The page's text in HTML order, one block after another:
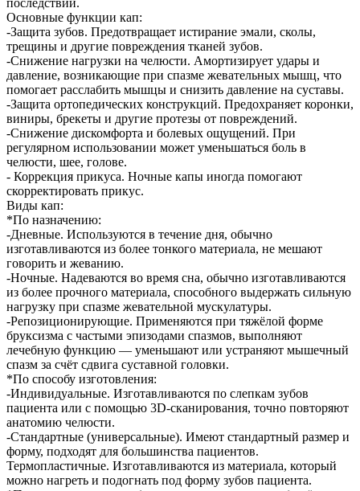
последствий.
Основные функции кап:
-Защита зубов. Предотвращает истирание эмали, сколы,
трещины и другие повреждения тканей зубов.
-Снижение нагрузки на челюсти. Амортизирует удары и
давление, возникающие при спазме жевательных мышц, что
помогает расслабить мышцы и снизить давление на суставы.
-Защита ортопедических конструкций. Предохраняет коронки,
виниры, брекеты и другие протезы от повреждений.
-Снижение дискомфорта и болевых ощущений. При
регулярном использовании может уменьшаться боль в
челюсти, шее, голове.
- Коррекция прикуса. Ночные капы иногда помогают
скорректировать прикус.
Виды кап:
*По назначению:
-Дневные. Используются в течение дня, обычно
изготавливаются из более тонкого материала, не мешают
говорить и жеванию.
-Ночные. Надеваются во время сна, обычно изготавливаются
из более прочного материала, способного выдержать сильную
нагрузку при спазме жевательной мускулатуры.
-Репозиционирующие. Применяются при тяжёлой форме
бруксизма с частыми эпизодами спазмов, выполняют
лечебную функцию — уменьшают или устраняют мышечный
спазм за счёт сдвига суставной головки.
*По способу изготовления:
-Индивидуальные. Изготавливаются по слепкам зубов
пациента или с помощью 3D-сканирования, точно повторяют
анатомию челюсти.
-Стандартные (универсальные). Имеют стандартный размер и
форму, подходят для большинства пациентов.
Термопластичные. Изготавливаются из материала, который
можно нагреть и подогнать под форму зубов пациента.